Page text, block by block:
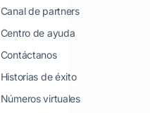
Canal de partners
Centro de ayuda
Contáctanos
Historias de éxito
Números virtuales